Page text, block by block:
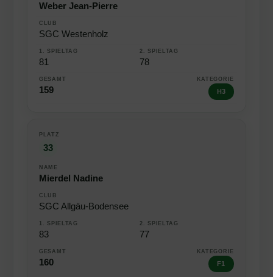
Weber Jean-Pierre
SGC Westenholz
81 78
159 H3
33
Mierdel Nadine
SGC Allgäu-Bodensee
83 77
160 F1